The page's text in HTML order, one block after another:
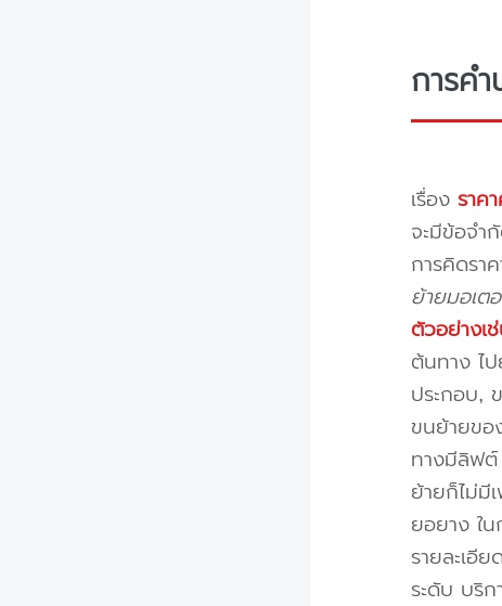
การค
เรื่อง ราค
จะมีข้อจำ
การคิดรา
ย้ายมอเต
ตัวอย่างเ
ต้นทาง ไ
ประกอบ,
ขนย้ายขอ
ทางมีลิฟต์
ย้ายก็ไม่มี
ยอยาง ใ
รายละเอี
ระดับ บริ